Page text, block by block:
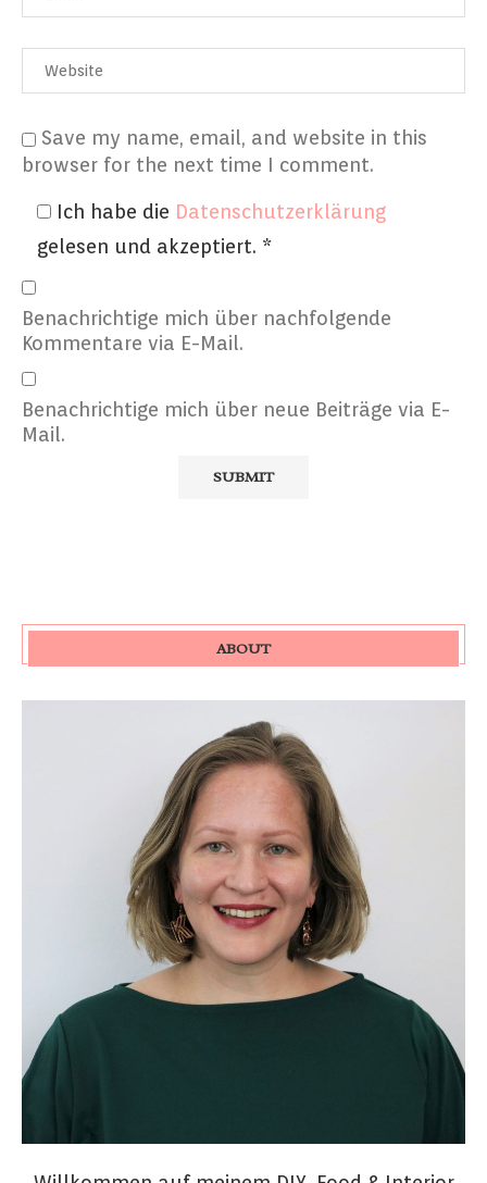
Save my name, email, and website in this
browser for the next time I comment.
Ich habe die Datenschutzerklärung
gelesen und akzeptiert. *
Benachrichtige mich über nachfolgende
Kommentare via E-Mail.
Benachrichtige mich über neue Beiträge via E-
Mail.
ABOUT